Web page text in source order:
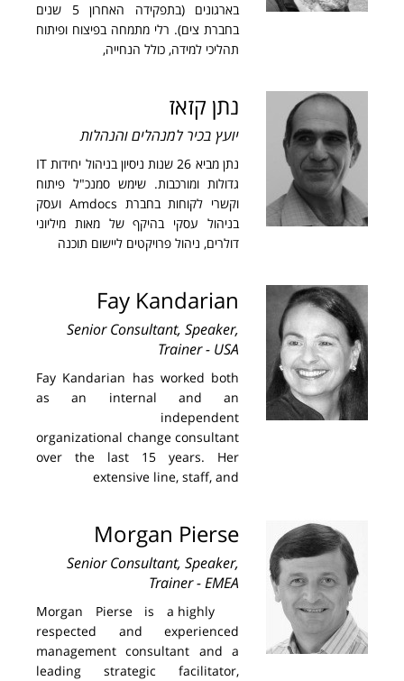
בארגונים (בתפקידה האחרון 5 שנים
בחברת צים). רלי מתמחה בפיצוח ופיתוח
תהליכי למידה, כולל הנחייה,
נתן קזאז
יועץ בכיר למנהלים והנהלות
נתן מביא 26 שנות ניסיון בניהול יחידות IT
גדולות ומורכבות. שימש סמנכ"ל פיתוח
וקשרי לקוחות בחברת Amdocs ועסק
בניהול עסקי בהיקף של מאות מיליוני
דולרים, ניהול פרויקטים ליישום תוכנה
Fay Kandarian
Senior Consultant, Speaker,
Trainer - USA
Fay Kandarian has worked both
as an internal and an
independent
organizational change consultant
over the last 15 years. Her
extensive line, staff, and
Morgan Pierse
Senior Consultant, Speaker,
Trainer - EMEA
Morgan Pierse is a highly
respected and experienced
management consultant and a
leading strategic facilitator,